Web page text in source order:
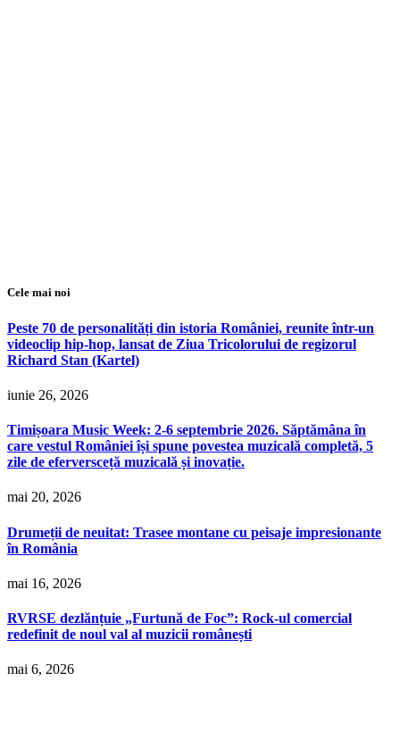
Cele mai noi
Peste 70 de personalități din istoria României, reunite într-un
videoclip hip-hop, lansat de Ziua Tricolorului de regizorul
Richard Stan (Kartel)
iunie 26, 2026
Timișoara Music Week: 2-6 septembrie 2026. Săptămâna în
care vestul României își spune povestea muzicală completă, 5
zile de eferversceță muzicală și inovație.
mai 20, 2026
Drumeții de neuitat: Trasee montane cu peisaje impresionante
în România
mai 16, 2026
RVRSE dezlănțuie „Furtună de Foc”: Rock-ul comercial
redefinit de noul val al muzicii românești
mai 6, 2026